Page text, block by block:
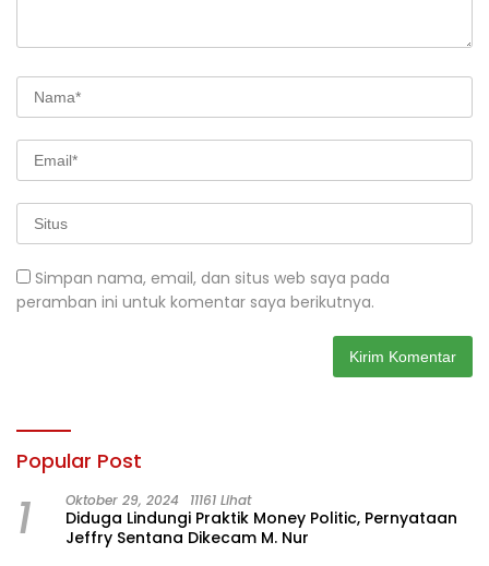
Simpan nama, email, dan situs web saya pada
peramban ini untuk komentar saya berikutnya.
Popular Post
1 Oktober 29, 2024 11161 Lihat
Diduga Lindungi Praktik Money Politic, Pernyataan
Jeffry Sentana Dikecam M. Nur